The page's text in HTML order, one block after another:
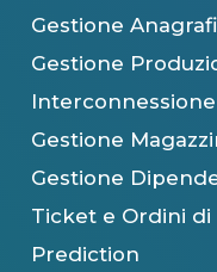
Gestione
Gestione
Gestione
Gestione
Ticket e Ordini
Prediction